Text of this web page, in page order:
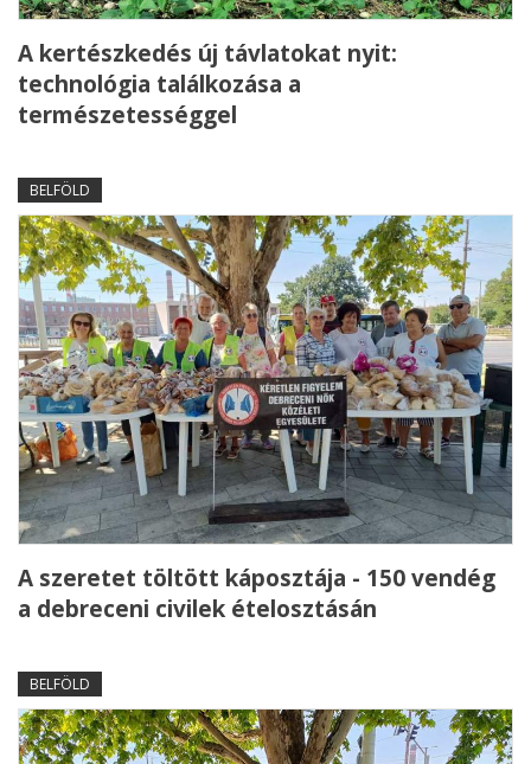
A kertészkedés új távlatokat nyit:
technológia találkozása a
természetességgel
BELFÖLD
A szeretet töltött káposztája - 150 vendég
a debreceni civilek ételosztásán
BELFÖLD